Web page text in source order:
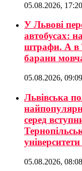
05.08.2026, 17:20
У Львові
автобусах:
штрафи. А в
барани
05.08.2026, 09:09
Львівська
серед
05.08.2026, 08:08